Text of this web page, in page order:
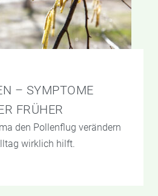
– SYMPTOME
FRÜHER
den Pollenflug verändern
wirklich hilft.